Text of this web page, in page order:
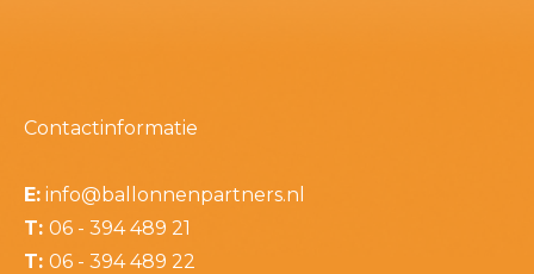
Contactinformatie
E: info@ballonnenpartners.nl
T: 06 - 394 489 21
T: 06 - 394 489 22